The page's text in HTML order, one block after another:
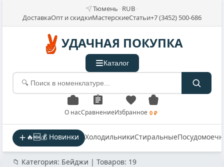
Тюмень RUB
ДоставкаОпт и скидкиМастерскиеСтатьи+7 (3452) 500-686
УДАЧНАЯ ПОКУПКА
Каталог
О насСравнениеИзбранное 0 ₽
🔥🆕💰 Новинки ХолодильникиСтиральные
📁 Категория: Бейджи | Товаров: 19